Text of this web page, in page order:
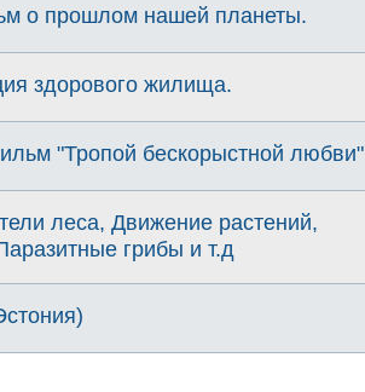
о прошлом нашей планеты.
здорового жилища.
"Тропой бескорыстной любви"
леса, Движение растений,
грибы и т.д